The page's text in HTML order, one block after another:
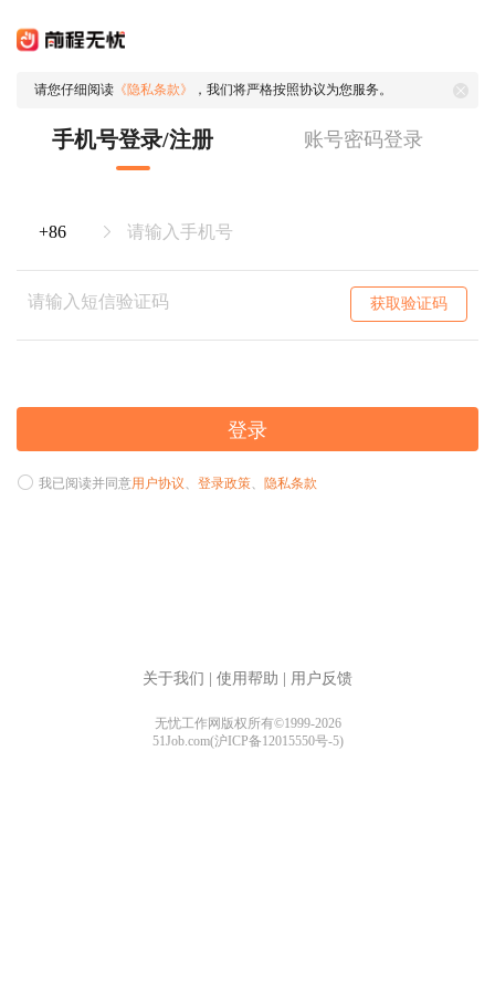
请您仔细阅读 《隐私条款》 ，我们将严格按照协议为您服务。
手机号登录/注册 账号密码登录
获取验证码
登录
我已阅读并同意用户协议、 登录政策、 隐私条款
关于我们 使用帮助 用户反馈
无忧工作网版权所有©1999-2026
51Job.com(沪ICP备12015550号-5)